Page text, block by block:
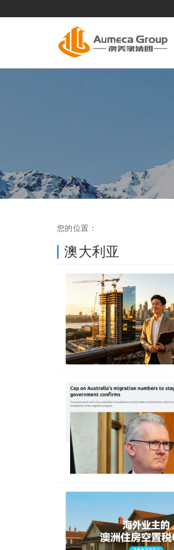
移民资讯列表
您的位置：
澳大利亚